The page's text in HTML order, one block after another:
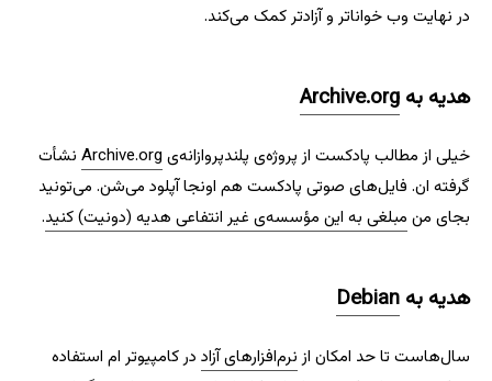
در نهایت وب خواناتر و آزادتر کمک می‌کند.
هدیه به Archive.org
خیلی از مطالب پادکست از پروژه‌ی پلندپروازانه‌ی Archive.org نشأت
گرفته ان. فایل‌های صوتی پادکست هم اونجا آپلود می‌شن. می‌تونید
بجای من مبلغی به این مؤسسه‌ی غیر انتفاعی هدیه (دونیت) کنید.
هدیه به Debian
سال‌هاست تا حد امکان ازنرم‌افزارهای آزاد در کامپیوتر ام استفاده